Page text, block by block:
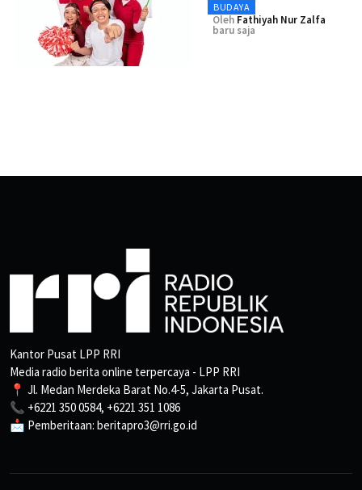
BUDAYA
Oleh Fathiyah Nur Zalfa
baru saja
Kantor Pusat LPP RRI
Media radio berita online terpercaya - LPP RRI
📍 Jl. Medan Merdeka Barat No.4-5, Jakarta Pusat.
📞 +6221 350 0584, +6221 351 1086
📩 Pemberitaan: beritapro3@rri.go.id